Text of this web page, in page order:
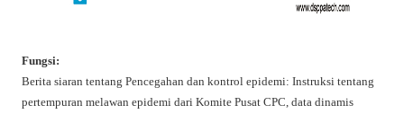
Fungsi:
Berita siaran tentang Pencegahan dan kontrol epidemi: Instruksi tentang
pertempuran melawan epidemi dari Komite Pusat CPC, data dinamis